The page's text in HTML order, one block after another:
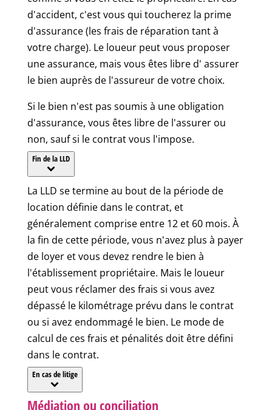
d'accident, c'est vous qui toucherez la prime
d'assurance (les frais de réparation tant à
votre charge). Le loueur peut vous proposer
une assurance, mais vous êtes libre d' assurer
le bien auprès de l'assureur de votre choix.
Si le bien n'est pas soumis à une obligation
d'assurance, vous êtes libre de l'assurer ou
non, sauf si le contrat vous l'impose.
Fin de la LLD
La LLD se termine au bout de la période de
location définie dans le contrat, et
généralement comprise entre 12 et 60 mois. À
la fin de cette période, vous n'avez plus à payer
de loyer et vous devez rendre le bien à
l'établissement propriétaire. Mais le loueur
peut vous réclamer des frais si vous avez
dépassé le kilométrage prévu dans le contrat
ou si avez endommagé le bien. Le mode de
calcul de ces frais et pénalités doit être défini
dans le contrat.
En cas de litige
Médiation ou conciliation